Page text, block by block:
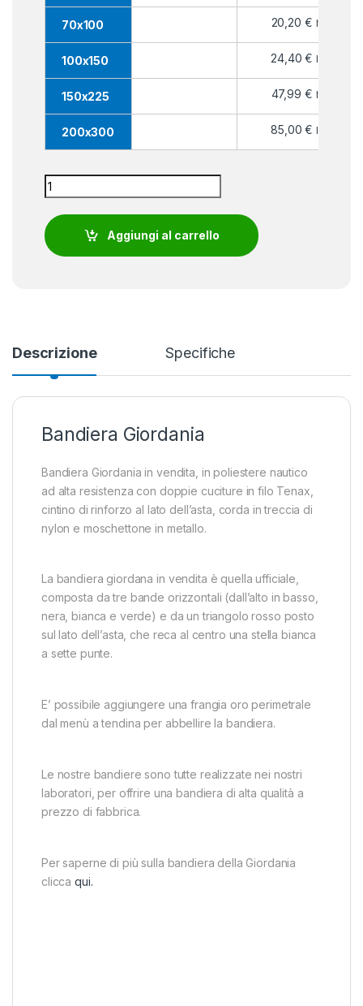
70x100 20,20 € Iva inc.
100x150 24,40€ Iva inc.
150x225 47,99 € Iva inc.
200x300 85,00€ Iva inc.
Bandiera Giordania quantity
Aggiungi al carrello
Descrizione Specifiche
Bandiera Giordania
Bandiera Giordania in vendita, in poliestere nautico
ad alta resistenza con doppie cuciture in filo Tenax,
cintino di rinforzo al lato dell’asta, corda in treccia di
nylon e moschettone in metallo.
La bandiera giordana in vendita è quella ufficiale,
composta da tre bande orizzontali (dall’alto in basso,
nera, bianca e verde) e da un triangolo rosso posto
sul lato dell’asta, che reca al centro una stella bianca
a sette punte.
E’ possibile aggiungere una frangia oro perimetrale
dal menù a tendina per abbellire la bandiera.
Le nostre bandiere sono tutte realizzate nei nostri
laboratori, per offrire una bandiera di alta qualità a
prezzo di fabbrica.
Per saperne di più sulla bandiera della Giordania
cliccaqui.